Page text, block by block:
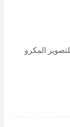
المكرو